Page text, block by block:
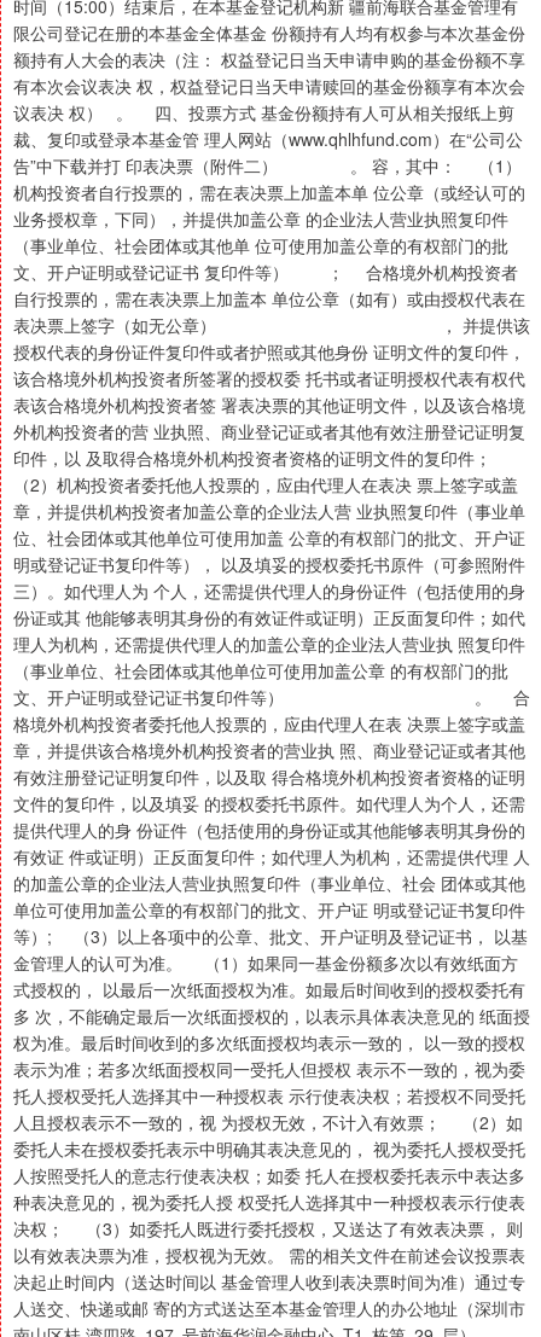
时间（15:00）结束后，在本基金登记机构新 疆前海联合基金管理有
限公司登记在册的本基金全体基金 份额持有人均有权参与本次基金份
额持有人大会的表决（注： 权益登记日当天申请申购的基金份额不享
有本次会议表决 权，权益登记日当天申请赎回的基金份额享有本次会
议表决 权） 。 四、投票方式 基金份额持有人可从相关报纸上剪
裁、复印或登录本基金管 理人网站（www.qhlhfund.com）在“公司公
告”中下载并打 印表决票（附件二） 。 容，其中： （1）
机构投资者自行投票的，需在表决票上加盖本单 位公章（或经认可的
业务授权章，下同），并提供加盖公章 的企业法人营业执照复印件
（事业单位、社会团体或其他单 位可使用加盖公章的有权部门的批
文、开户证明或登记证书 复印件等） ； 合格境外机构投资者
自行投票的，需在表决票上加盖本 单位公章（如有）或由授权代表在
表决票上签字（如无公章） ， 并提供该
授权代表的身份证件复印件或者护照或其他身份 证明文件的复印件，
该合格境外机构投资者所签署的授权委 托书或者证明授权代表有权代
表该合格境外机构投资者签 署表决票的其他证明文件，以及该合格境
外机构投资者的营 业执照、商业登记证或者其他有效注册登记证明复
印件，以 及取得合格境外机构投资者资格的证明文件的复印件；
（2）机构投资者委托他人投票的，应由代理人在表决 票上签字或盖
章，并提供机构投资者加盖公章的企业法人营 业执照复印件（事业单
位、社会团体或其他单位可使用加盖 公章的有权部门的批文、开户证
明或登记证书复印件等）， 以及填妥的授权委托书原件（可参照附件
三）。如代理人为 个人，还需提供代理人的身份证件（包括使用的身
份证或其 他能够表明其身份的有效证件或证明）正反面复印件；如代
理人为机构，还需提供代理人的加盖公章的企业法人营业执 照复印件
（事业单位、社会团体或其他单位可使用加盖公章 的有权部门的批
文、开户证明或登记证书复印件等） 。 合
格境外机构投资者委托他人投票的，应由代理人在表 决票上签字或盖
章，并提供该合格境外机构投资者的营业执 照、商业登记证或者其他
有效注册登记证明复印件，以及取 得合格境外机构投资者资格的证明
文件的复印件，以及填妥 的授权委托书原件。如代理人为个人，还需
提供代理人的身 份证件（包括使用的身份证或其他能够表明其身份的
有效证 件或证明）正反面复印件；如代理人为机构，还需提供代理 人
的加盖公章的企业法人营业执照复印件（事业单位、社会 团体或其他
单位可使用加盖公章的有权部门的批文、开户证 明或登记证书复印件
等）; （3）以上各项中的公章、批文、开户证明及登记证书， 以基
金管理人的认可为准。 （1）如果同一基金份额多次以有效纸面方
式授权的， 以最后一次纸面授权为准。如最后时间收到的授权委托有
多 次，不能确定最后一次纸面授权的，以表示具体表决意见的 纸面授
权为准。最后时间收到的多次纸面授权均表示一致的， 以一致的授权
表示为准；若多次纸面授权同一受托人但授权 表示不一致的，视为委
托人授权受托人选择其中一种授权表 示行使表决权；若授权不同受托
人且授权表示不一致的，视 为授权无效，不计入有效票； （2）如
委托人未在授权委托表示中明确其表决意见的， 视为委托人授权受托
人按照受托人的意志行使表决权；如委 托人在授权委托表示中表达多
种表决意见的，视为委托人授 权受托人选择其中一种授权表示行使表
决权； （3）如委托人既进行委托授权，又送达了有效表决票， 则
以有效表决票为准，授权视为无效。 需的相关文件在前述会议投票表
决起止时间内（送达时间以 基金管理人收到表决票时间为准）通过专
人送交、快递或邮 寄的方式送达至本基金管理人的办公地址（深圳市